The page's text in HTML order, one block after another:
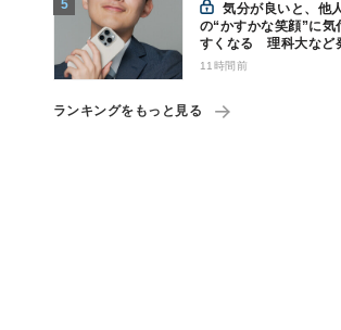
気分が良いと、他人
の“かすかな笑顔”に気
すくなる 理科大など
11時間前
ランキングをもっと見る